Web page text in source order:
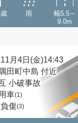
雨
幅5.5～
9.0m
月4日(金)14:43
田町中島 付近
小破事故
車(1)
負傷(3)